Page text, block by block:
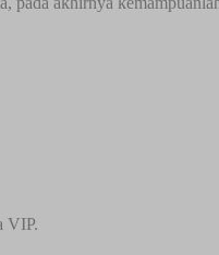
VIP.